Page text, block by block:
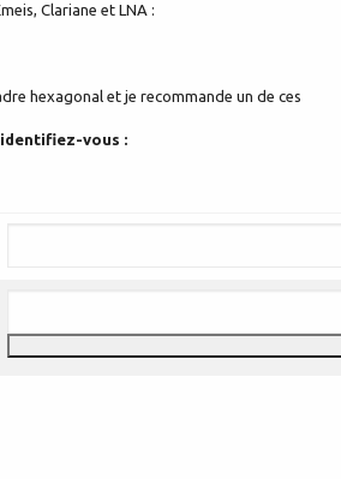
Clariane et LNA :
hexagonal et je recommande un de ces
identifiez-vous :